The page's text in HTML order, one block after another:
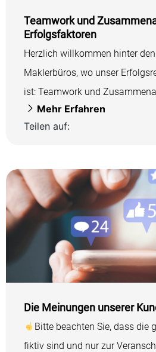
Teamwork und
Erfolgsfaktoren
Herzlich willkommen hinter
Maklerbüros, wo unser
ist: Teamwork und
Sie uns...
Mehr Erfahren
Teilen auf:
Die Meinungen unserer
Bitte beachten Sie, dass die
fiktiv sind und nur zur